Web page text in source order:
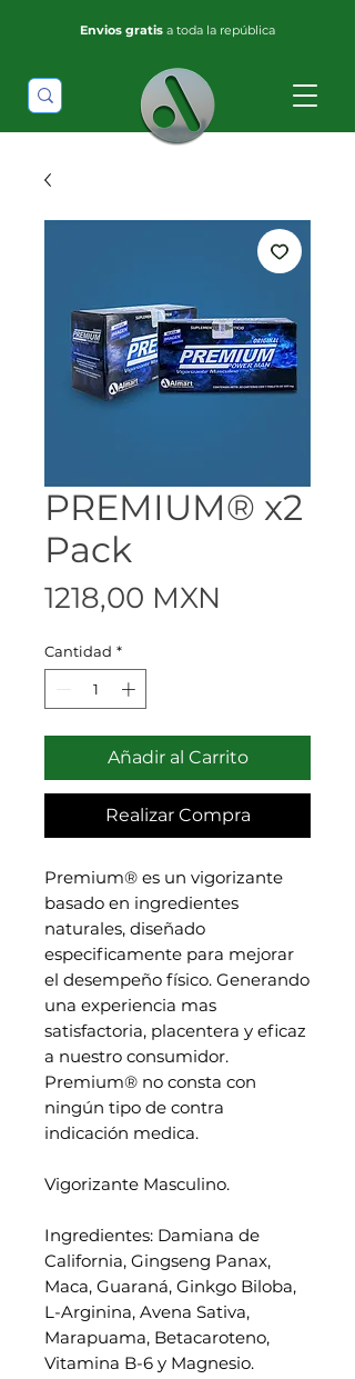
Envios gratis a toda la república
PREMIUM® x2
Pack
1218,00 MXN
Cantidad *
Añadir al Carrito
Realizar Compra
Premium® es un vigorizante
basado en ingredientes
naturales, diseñado
especificamente para mejorar
el desempeño físico. Generando
una experiencia mas
satisfactoria, placentera y eficaz
a nuestro consumidor.
Premium® no consta con
ningún tipo de contra
indicación medica.
Vigorizante Masculino.
Ingredientes: Damiana de
California, Gingseng Panax,
Maca, Guaraná, Ginkgo Biloba,
L-Arginina, Avena Sativa,
Marapuama, Betacaroteno,
Vitamina B-6 y Magnesio.